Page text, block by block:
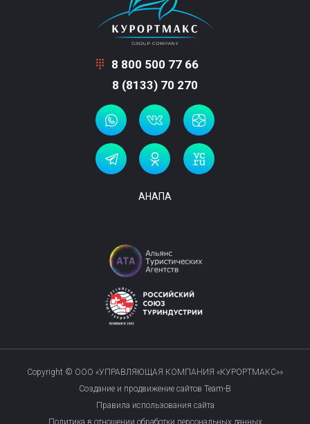
8 800 500 77 66
8 (8133) 70 270
АНАПА
Copyright © ООО «УПРАВЛЯЮЩАЯ КОМПАНИЯ «КУРОРТМАКС»»
Создание и продвижение сайтов Team-B
Правила использования сайта